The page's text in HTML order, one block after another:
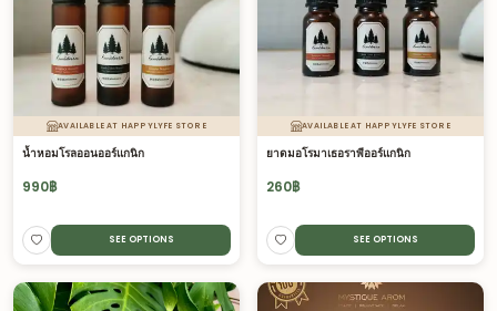
AVAILABLE AT HAPPYLYFE STORE
น้ำหอมโรลออนออร์แกนิก
990฿
SEE OPTIONS
AVAILABLE AT HAPPYLYFE STORE
ยาดมอโรมาเธอราพีออร์แกนิก
260฿
SEE OPTIONS